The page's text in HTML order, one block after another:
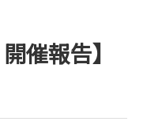
催報告】